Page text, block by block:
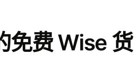
免费 Wise